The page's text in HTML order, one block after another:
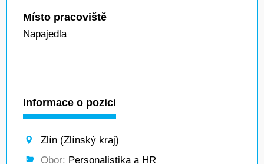
Místo pracoviště
Napajedla
Informace o pozici
Zlín (Zlínský kraj)
Obor: Personalistika a HR